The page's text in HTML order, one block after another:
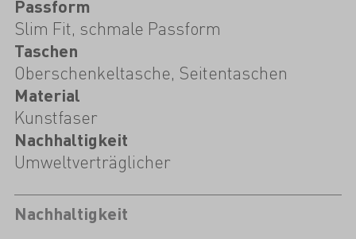
Passform
Slim Fit, schmale Passform
Taschen
Oberschenkeltasche, Seitentaschen
Material
Kunstfaser
Nachhaltigkeit
Umweltverträglicher
Nachhaltigkeit